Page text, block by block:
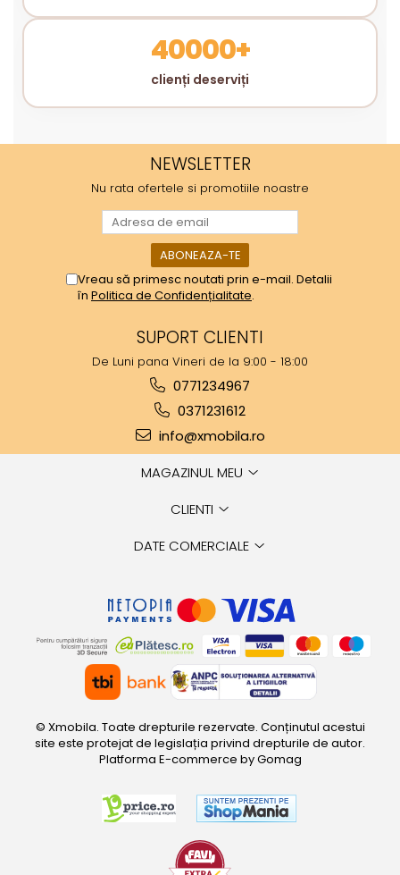
40000+
clienți deserviți
NEWSLETTER
Nu rata ofertele si promotiile noastre
Vreau să primesc noutati prin e-mail. Detalii
în Politica de Confidențialitate.
SUPORT CLIENTI
De Luni pana Vineri de la 9:00 - 18:00
0771234967
0371231612
info@xmobila.ro
MAGAZINUL MEU
CLIENTI
DATE COMERCIALE
© Xmobila. Toate drepturile rezervate. Conținutul acestui
site este protejat de legislația privind drepturile de autor.
Platforma E-commerce by Gomag